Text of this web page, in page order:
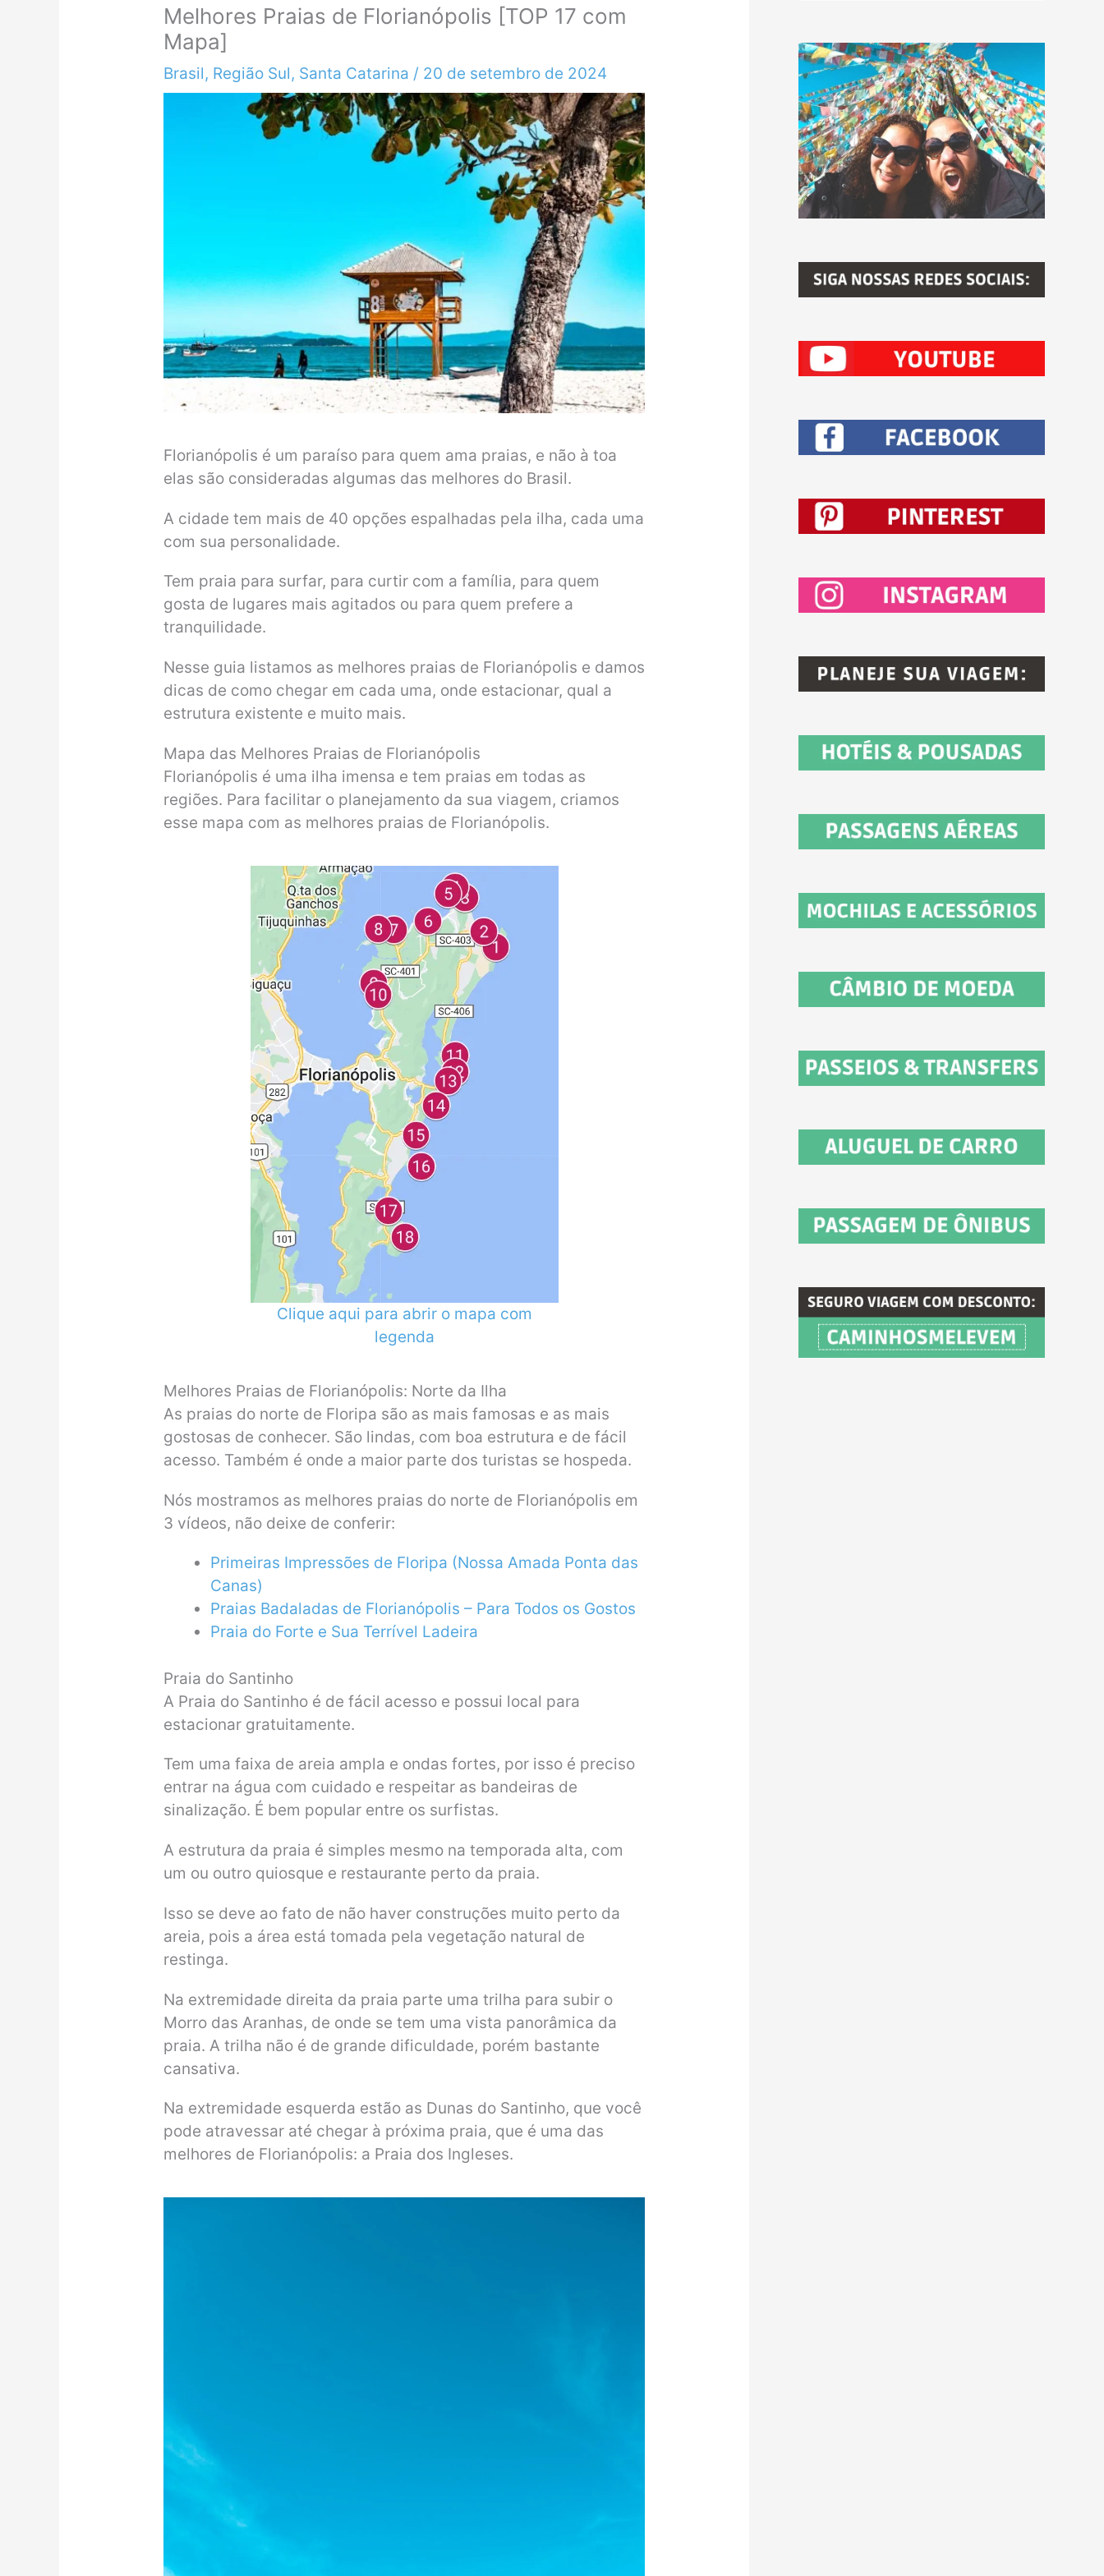
Melhores Praias de Florianópolis [TOP 17 com
Mapa]
Brasil, Região Sul, Santa Catarina / 20 de setembro de 2024
Florianópolis é um paraíso para quem ama praias, e não à toa
elas são consideradas algumas das melhores do Brasil.
A cidade tem mais de 40 opções espalhadas pela ilha, cada uma
com sua personalidade.
Tem praia para surfar, para curtir com a família, para quem
gosta de lugares mais agitados ou para quem prefere a
tranquilidade.
Nesse guia listamos as melhores praias de Florianópolis e damos
dicas de como chegar em cada uma, onde estacionar, qual a
estrutura existente e muito mais.
Mapa das Melhores Praias de Florianópolis
Florianópolis é uma ilha imensa e tem praias em todas as
regiões. Para facilitar o planejamento da sua viagem, criamos
esse mapa com as melhores praias de Florianópolis.
Clique aqui para abrir o mapa com
legenda
Melhores Praias de Florianópolis: Norte da Ilha
As praias do norte de Floripa são as mais famosas e as mais
gostosas de conhecer. São lindas, com boa estrutura e de fácil
acesso. Também é onde a maior parte dos turistas se hospeda.
Nós mostramos as melhores praias do norte de Florianópolis em
3 vídeos, não deixe de conferir:
Primeiras Impressões de Floripa (Nossa Amada Ponta das
Canas)
Praias Badaladas de Florianópolis – Para Todos os Gostos
Praia do Forte e Sua Terrível Ladeira
Praia do Santinho
A Praia do Santinho é de fácil acesso e possui local para
estacionar gratuitamente.
Tem uma faixa de areia ampla e ondas fortes, por isso é preciso
entrar na água com cuidado e respeitar as bandeiras de
sinalização. É bem popular entre os surfistas.
A estrutura da praia é simples mesmo na temporada alta, com
um ou outro quiosque e restaurante perto da praia.
Isso se deve ao fato de não haver construções muito perto da
areia, pois a área está tomada pela vegetação natural de
restinga.
Na extremidade direita da praia parte uma trilha para subir o
Morro das Aranhas, de onde se tem uma vista panorâmica da
praia. A trilha não é de grande dificuldade, porém bastante
cansativa.
Na extremidade esquerda estão as Dunas do Santinho, que você
pode atravessar até chegar à próxima praia, que é uma das
melhores de Florianópolis: a Praia dos Ingleses.